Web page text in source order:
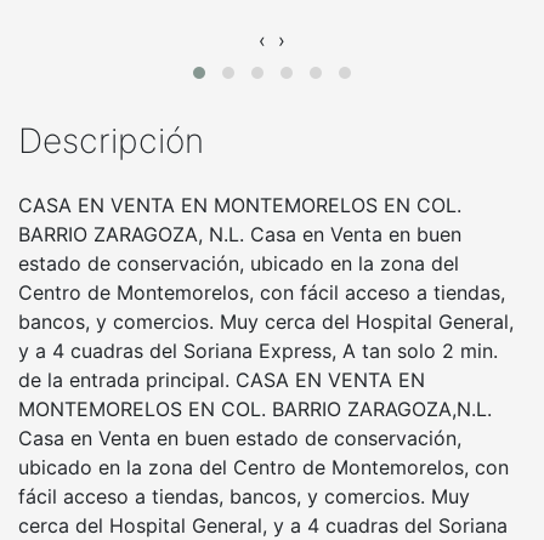
‹ ›
Descripción
CASA EN VENTA EN MONTEMORELOS EN COL.
BARRIO ZARAGOZA, N.L. Casa en Venta en buen
estado de conservación, ubicado en la zona del
Centro de Montemorelos, con fácil acceso a tiendas,
bancos, y comercios. Muy cerca del Hospital General,
y a 4 cuadras del Soriana Express, A tan solo 2 min.
de la entrada principal. CASA EN VENTA EN
MONTEMORELOS EN COL. BARRIO ZARAGOZA,N.L.
Casa en Venta en buen estado de conservación,
ubicado en la zona del Centro de Montemorelos, con
fácil acceso a tiendas, bancos, y comercios. Muy
cerca del Hospital General, y a 4 cuadras del Soriana